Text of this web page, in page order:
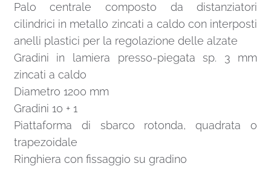
Palo centrale composto da distanziatori
cilindrici in metallo zincati a caldo con interposti
anelli plastici per la regolazione delle alzate
Gradini in lamiera presso-piegata sp. 3 mm
zincati a caldo
Diametro 1200 mm
Gradini 10 + 1
Piattaforma di sbarco rotonda, quadrata o
trapezoidale
Ringhiera con fissaggio su gradino